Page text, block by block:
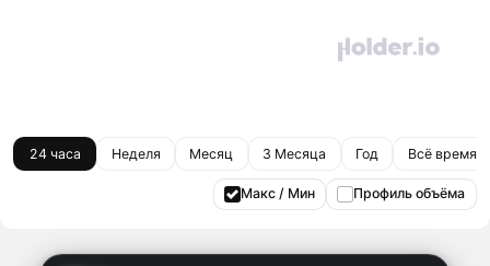
24 часа Неделя Месяц 3 Месяца Год Всё время
Макс / Мин Профиль объёма